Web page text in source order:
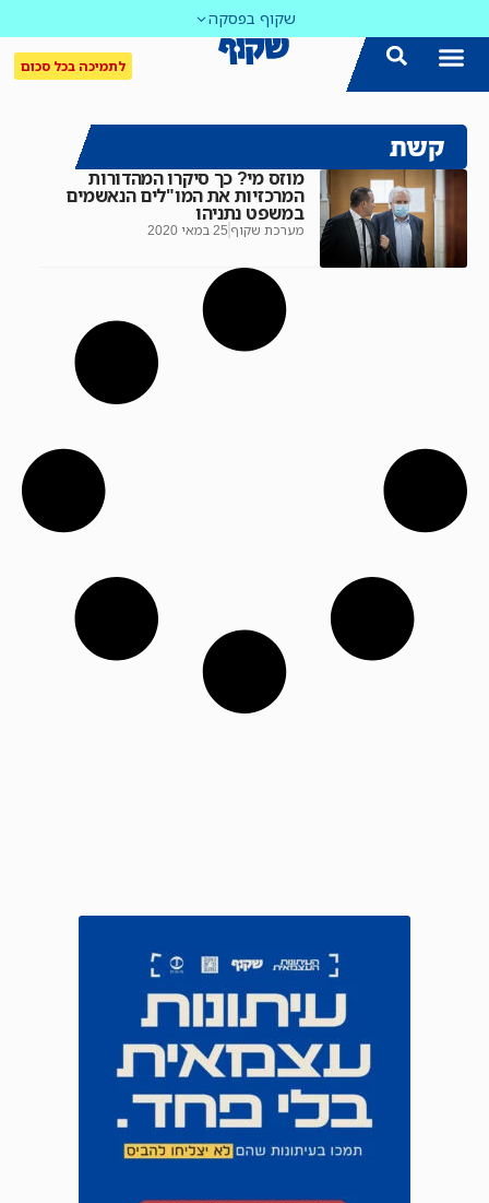
שקוף בפסקה
לתמיכה בכל סכום
קשת
מוזס מי? כך סיקרו המהדורות
המרכזיות את המו"לים הנאשמים
במשפט נתניהו
מערכת שקוף 25 במאי 2020